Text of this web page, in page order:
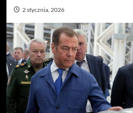
2 stycznia, 2026